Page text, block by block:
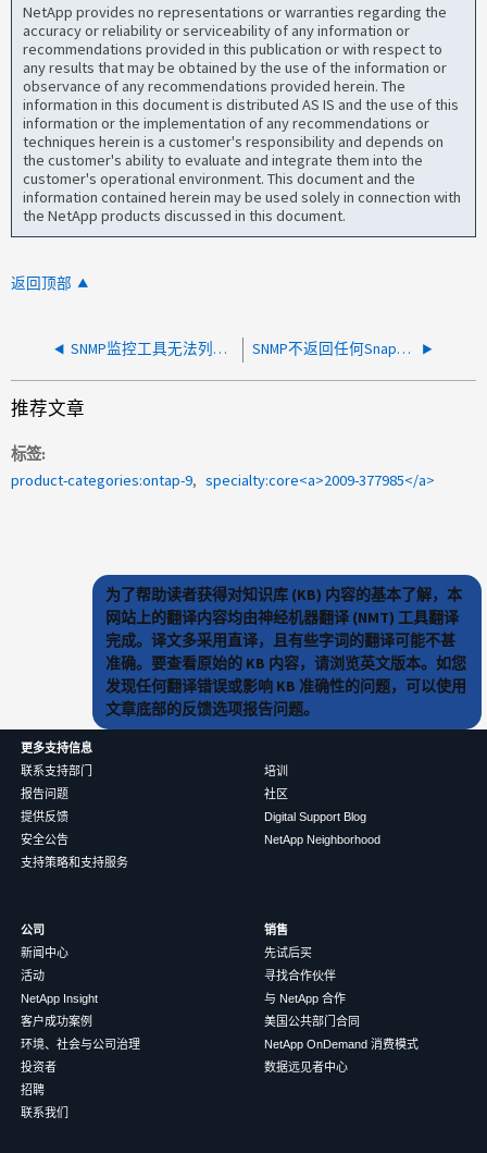
NetApp provides no representations or warranties regarding the
accuracy or reliability or serviceability of any information or
recommendations provided in this publication or with respect to
any results that may be obtained by the use of the information or
observance of any recommendations provided herein. The
information in this document is distributed AS IS and the use of this
information or the implementation of any recommendations or
techniques herein is a customer's responsibility and depends on
the customer's ability to evaluate and integrate them into the
customer's operational environment. This document and the
information contained herein may be used solely in connection with
the NetApp products discussed in this document.
返回顶部
SNMP监控工具无法列出LUN和其他块对象 SNMP不返回任何SnapMirror目标
推荐文章
标签
product-categories:ontap-9
specialty:core<a>2009-377985</a>
为了帮助读者获得对知识库 (KB) 内容的基本了解，本
网站上的翻译内容均由神经机器翻译 (NMT) 工具翻译
完成。译文多采用直译，且有些字词的翻译可能不甚
准确。要查看原始的 KB 内容，请浏览英文版本。如您
发现任何翻译错误或影响 KB 准确性的问题，可以使用
文章底部的反馈选项报告问题。
更多支持信息
联系支持部门
报告问题
提供反馈
安全公告
支持策略和支持服务
培训
社区
Digital Support Blog
NetApp Neighborhood
公司
新闻中心
活动
NetApp Insight
客户成功案例
环境、社会与公司治理
投资者
招聘
联系我们
销售
先试后买
寻找合作伙伴
与 NetApp 合作
美国公共部门合同
NetApp OnDemand 消费模式
数据远见者中心